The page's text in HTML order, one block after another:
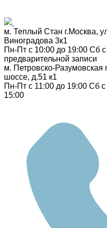
м. Теплый Стан г.Москва,
Виноградова 3к1
Пн-Пт с 10:00 до 19:00 Сб с
предварительной записи
м. Петровско-Разумовская
шоссе, д.51 к1
Пн-Пт с 11:00 до 19:00 Сб с
15:00